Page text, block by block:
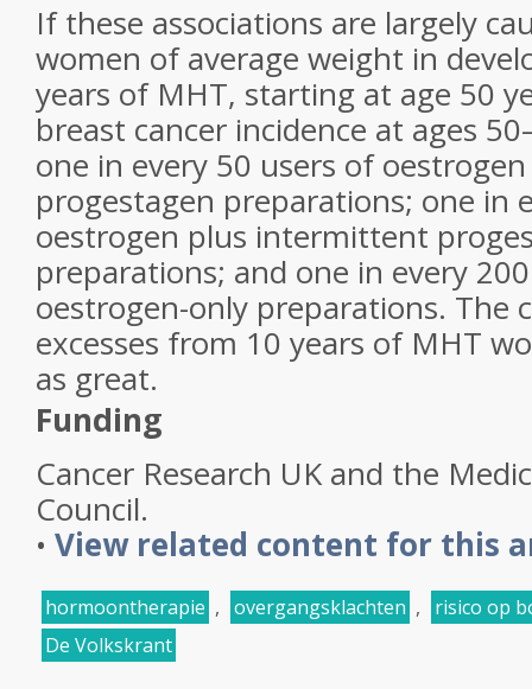
If these associations are largely
women of average weight in
years of MHT, starting at age 50
breast cancer incidence at ages
one in every 50 users of
progestagen preparations; one in
oestrogen plus intermittent
preparations; and one in every
oestrogen-only preparations. The
excesses from 10 years of MHT
as great.
Funding
Cancer Research UK and the
Council.
• View related content for this
hormoontherapie , overgangsklachten ,
risico op
De Volkskrant